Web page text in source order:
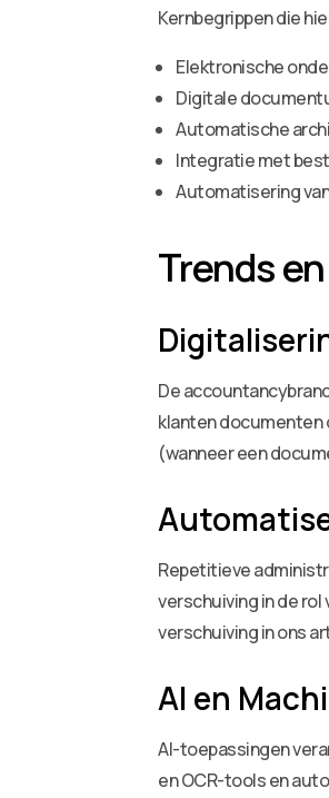
Kernbegrippen die
Elektronische
Digitale
Automatische
Integratie met
Automatisering
Trends
De
klanten documenten
(wanneer een
Repetitieve
verschuiving in de
verschuiving in ons
AI en
AI-toepassingen
en OCR-tools en